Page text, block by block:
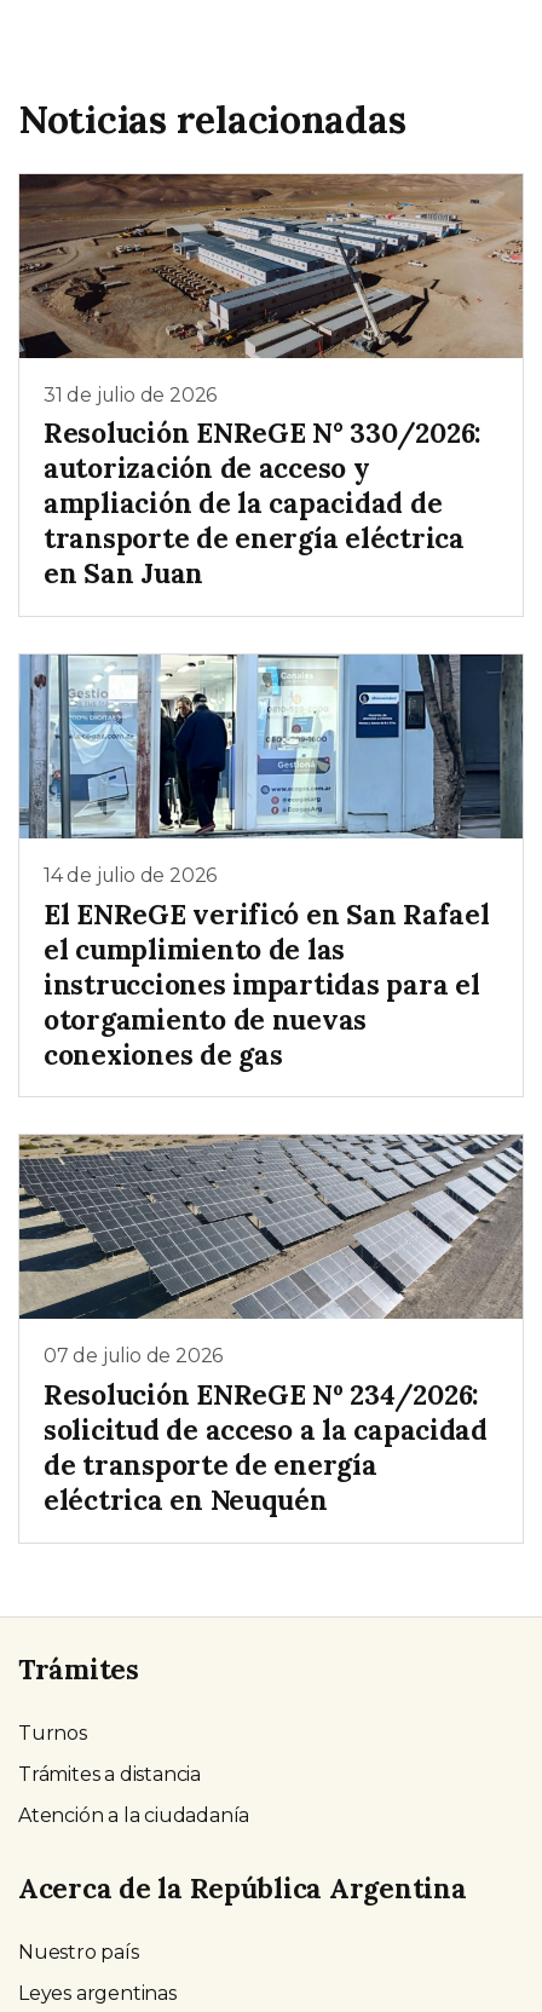
Noticias relacionadas
31 de julio de 2026
Resolución ENReGE N° 330/2026:
autorización de acceso y
ampliación de la capacidad de
transporte de energía eléctrica
en San Juan
14 de julio de 2026
El ENReGE verificó en San Rafael
el cumplimiento de las
instrucciones impartidas para el
otorgamiento de nuevas
conexiones de gas
07 de julio de 2026
Resolución ENReGE Nº 234/2026:
solicitud de acceso a la capacidad
de transporte de energía
eléctrica en Neuquén
Trámites
Turnos
Trámites a distancia
Atención a la ciudadanía
Acerca de la República Argentina
Nuestro país
Leyes argentinas